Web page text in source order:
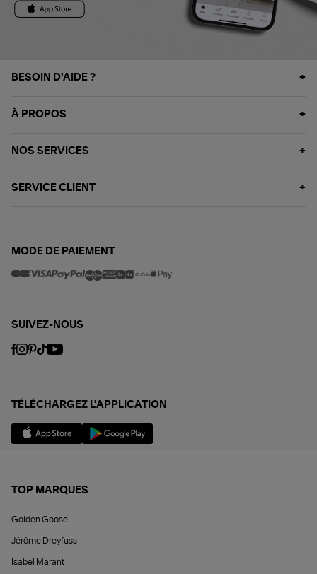
BESOIN D'AIDE ?
À PROPOS
NOS SERVICES
SERVICE CLIENT
MODE DE PAIEMENT
SUIVEZ-NOUS
TÉLÉCHARGEZ L'APPLICATION
TOP MARQUES
Golden Goose
Jérôme Dreyfuss
Isabel Marant